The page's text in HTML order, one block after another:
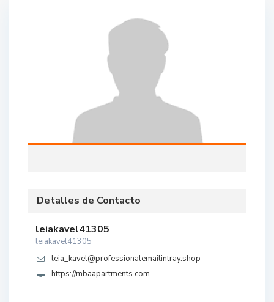
Detalles de Contacto
leiakavel41305
leiakavel41305
leia_kavel@professionalemailintray.shop
https://mbaapartments.com